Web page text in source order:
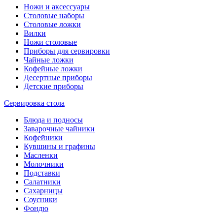
Ножи и аксессуары
Столовые наборы
Столовые ложки
Вилки
Ножи столовые
Приборы для сервировки
Чайные ложки
Кофейные ложки
Десертные приборы
Детские приборы
Сервировка стола
Блюда и подносы
Заварочные чайники
Кофейники
Кувшины и графины
Масленки
Молочники
Подставки
Салатники
Сахарницы
Соусники
Фондю